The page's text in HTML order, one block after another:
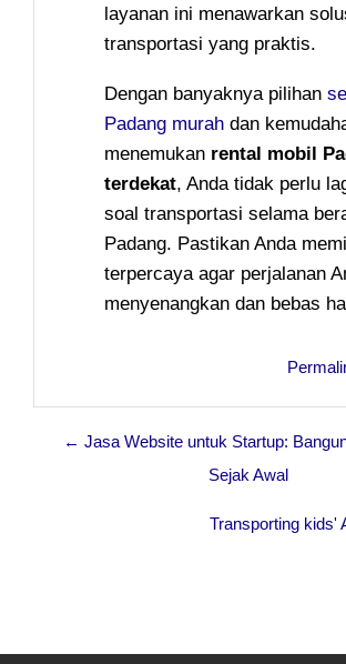
layanan ini menawarkan
transportasi yang praktis.
Dengan banyaknya pilihan
Padang murah dan
menemukan rental mobil
terdekat, Anda tidak perlu
soal transportasi selama
Padang. Pastikan Anda
terpercaya agar perjalanan
menyenangkan dan bebas
← Jasa Website untuk Startup:
Sejak Awal
Transporting kids'